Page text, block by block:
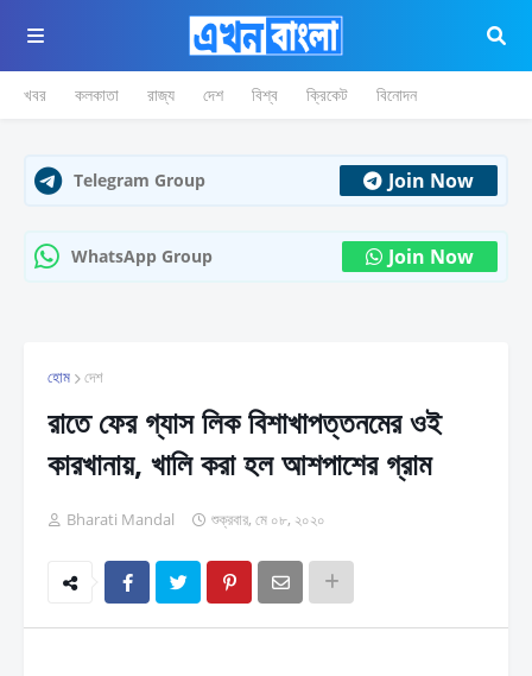
খবর কলকাতা রাজ্য দেশ বিশ্ব ক্রিকেট বিনোদন
Telegram Group Join Now
WhatsApp Group Join Now
হোম দেশ
রাতে ফের গ্যাস লিক বিশাখাপত্তনমের ওই
কারখানায়, খালি করা হল আশপাশের গ্রাম
Bharati Mandal শুক্রবার, মে ০৮, ২০২০